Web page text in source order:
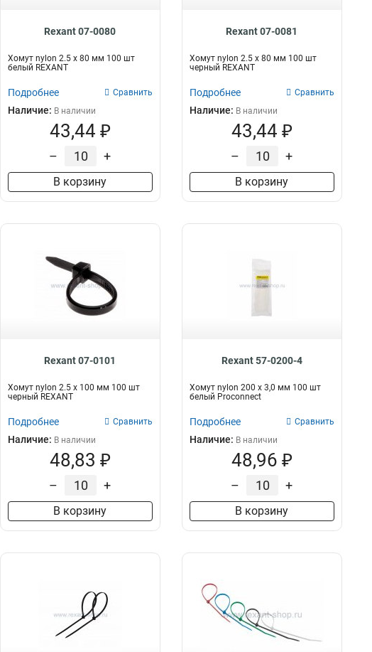
Rexant 07-0080
Хомут nylon 2.5 х 80 мм 100 шт
белый REXANT
Подробнее Сравнить
Наличие: В наличии
43,44 ₽
– +
В корзину
Rexant 07-0081
Хомут nylon 2.5 х 80 мм 100 шт
черный REXANT
Подробнее Сравнить
Наличие: В наличии
43,44 ₽
– +
В корзину
Rexant 07-0101
Хомут nylon 2.5 х 100 мм 100 шт
черный REXANT
Подробнее Сравнить
Наличие: В наличии
48,83 ₽
– +
В корзину
Rexant 57-0200-4
Хомут nylon 200 х 3,0 мм 100 шт
белый Proconnect
Подробнее Сравнить
Наличие: В наличии
48,96 ₽
– +
В корзину